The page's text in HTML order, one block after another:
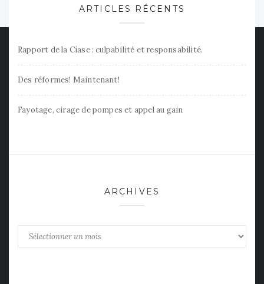
ARTICLES RÉCENTS
Rapport de la Ciase : culpabilité et responsabilité.
Des réformes! Maintenant!
Fayotage, cirage de pompes et appel au gain
ARCHIVES
Archives